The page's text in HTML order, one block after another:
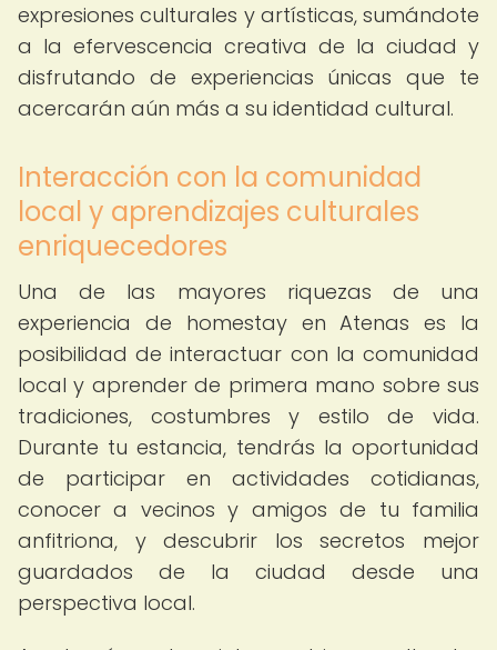
expresiones culturales y artísticas, sumándote
a la efervescencia creativa de la ciudad y
disfrutando de experiencias únicas que te
acercarán aún más a su identidad cultural.
Interacción con la comunidad
local y aprendizajes culturales
enriquecedores
Una de las mayores riquezas de una
experiencia de homestay en Atenas es la
posibilidad de interactuar con la comunidad
local y aprender de primera mano sobre sus
tradiciones, costumbres y estilo de vida.
Durante tu estancia, tendrás la oportunidad
de participar en actividades cotidianas,
conocer a vecinos y amigos de tu familia
anfitriona, y descubrir los secretos mejor
guardados de la ciudad desde una
perspectiva local.